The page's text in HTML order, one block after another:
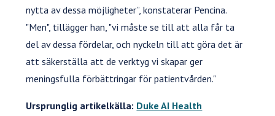
nytta av dessa möjligheter”, konstaterar Pencina.
"Men", tillägger han, "vi måste se till att alla får ta
del av dessa fördelar, och nyckeln till att göra det är
att säkerställa att de verktyg vi skapar ger
meningsfulla förbättringar för patientvården."
Ursprunglig artikelkälla: Duke AI Health